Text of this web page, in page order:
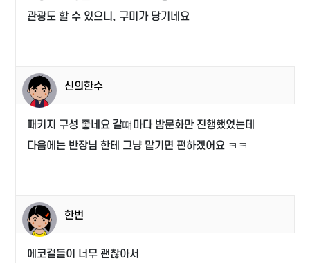
관광도 할 수 있으니, 구미가 당기네요
신의한수
패키지 구성 좋네요 갈떄마다 밤문화만 진행했었는데
다음에는 반장님 한테 그냥 맡기면 편하겠어요 ㅋㅋ
한번
에코걸들이 너무 괜찮아서